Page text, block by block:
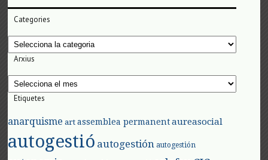
Categories
Categories
Arxius
Arxius
Etiquetes
anarquisme art assemblea permanent aureasocial
autogestió autogestión autogestión